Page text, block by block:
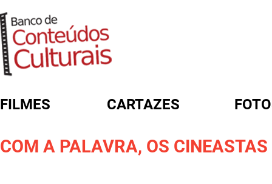
FILMES CARTAZES
COM A PALAVRA, OS CINEASTAS
FORMULÁRIO DE BUSCA